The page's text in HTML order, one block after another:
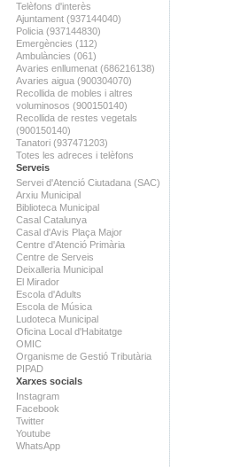
Telèfons d'interès
Ajuntament (937144040)
Policia (937144830)
Emergències (112)
Ambulàncies (061)
Avaries enllumenat (686216138)
Avaries aigua (900304070)
Recollida de mobles i altres
voluminosos (900150140)
Recollida de restes vegetals
(900150140)
Tanatori (937471203)
Totes les adreces i telèfons
Serveis
Servei d'Atenció Ciutadana (SAC)
Arxiu Municipal
Biblioteca Municipal
Casal Catalunya
Casal d'Avis Plaça Major
Centre d'Atenció Primària
Centre de Serveis
Deixalleria Municipal
El Mirador
Escola d'Adults
Escola de Música
Ludoteca Municipal
Oficina Local d'Habitatge
OMIC
Organisme de Gestió Tributària
PIPAD
Xarxes socials
Instagram
Facebook
Twitter
Youtube
WhatsApp